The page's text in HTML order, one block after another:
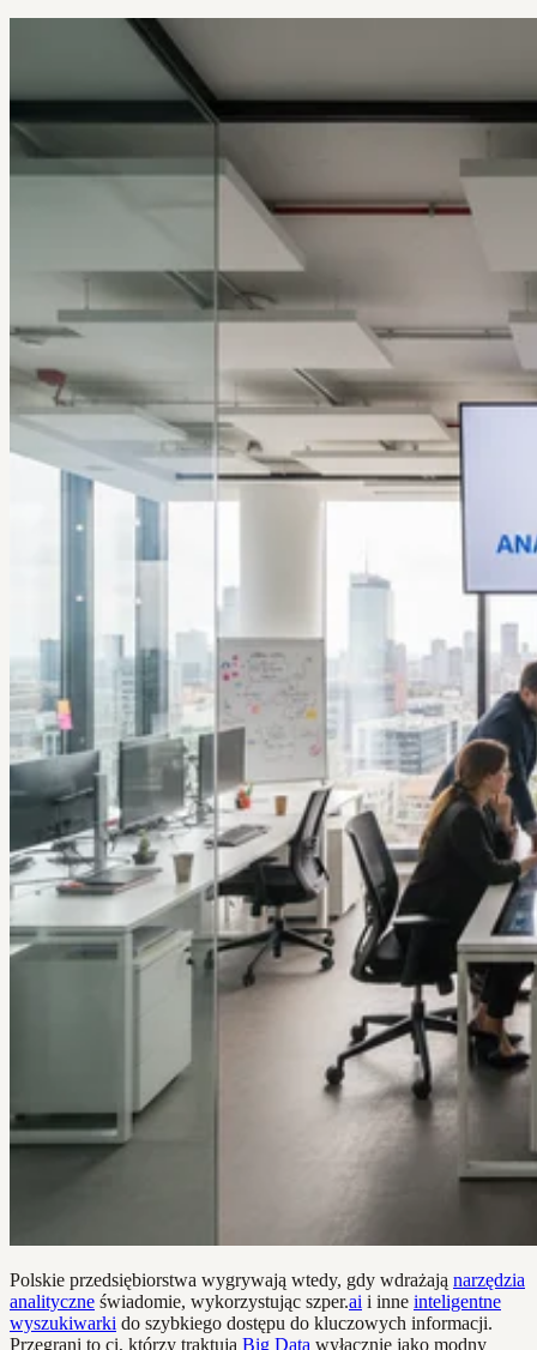
Polskie przedsiębiorstwa wygrywają wtedy, gdy wdrażają narzędzia
analityczne świadomie, wykorzystując szper.ai i inne inteligentne
wyszukiwarki do szybkiego dostępu do kluczowych informacji.
Przegrani to ci, którzy traktują Big Data wyłącznie jako modny